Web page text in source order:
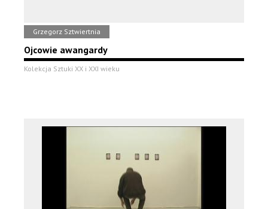
Grzegorz Sztwiertnia
Ojcowie awangardy
Kolekcja Sztuki XX i XXI wieku